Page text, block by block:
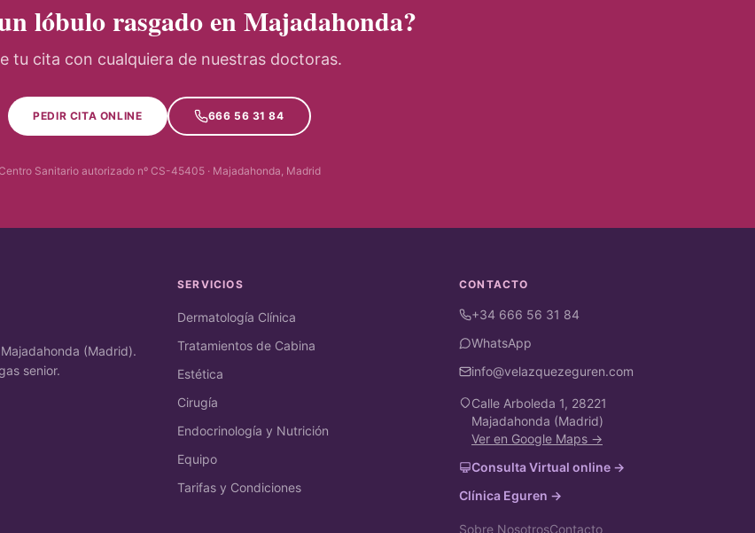
lóbulo rasgado en Majadahonda?
tu cita con cualquiera de nuestras doctoras.
PEDIR CITA ONLINE 666 56 31 84
Sanitario autorizado nº CS-45405 · Majadahonda, Madrid
(Madrid).
senior.
SERVICIOS
Dermatología Clínica
Tratamientos de Cabina
Estética
Cirugía
Endocrinología y Nutrición
Equipo
Tarifas y Condiciones
CONTACTO
+34 666 56 31 84
WhatsApp
info@velazquezeguren.com
Calle Arboleda 1, 28221
Majadahonda (Madrid)
Ver en Google Maps →
Consulta Virtual online →
Clínica Eguren →
Sobre NosotrosContacto